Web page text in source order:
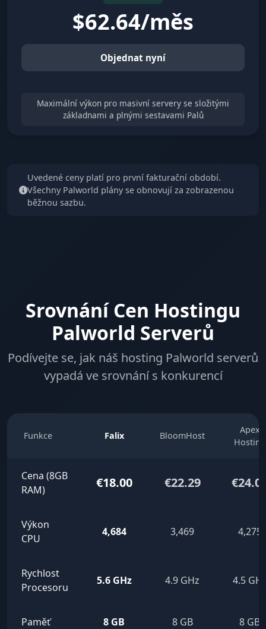
$62.64/měs
Objednat nyní
Maximální výkon pro masivní servery se složitými
základnami a plnými sestavami Palů
Uvedené ceny platí pro první fakturační období.
Všechny Palworld plány se obnovují za zobrazenou
běžnou sazbu.
Srovnání Cen Hostingu
Palworld Serverů
Podívejte se, jak náš hosting Palworld serverů
vypadá ve srovnání s konkurencí
Funkce Falix BloomHost
Apex
Hosting
Cena (8GB
RAM)
€18.00 €22.29
Výkon
CPU
4,684 3,469 4,275
Rychlost
Procesoru
5.6 GHz 4.9 GHz 4.5
Paměť 8 GB 8 GB 8 GB